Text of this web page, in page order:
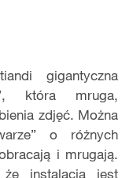
gigantyczna
która mruga,
zdjęć. Można
o różnych
i mrugają.
że instalacja jest